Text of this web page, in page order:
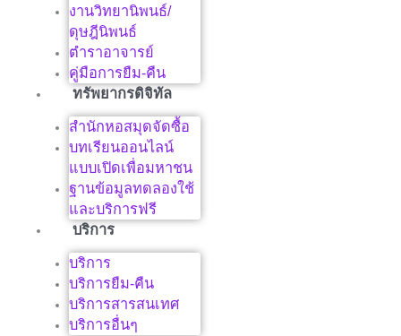
งานวิทยานิพนธ์/
ดุษฎีนิพนธ์
ตำราอาจารย์
คู่มือการยืม-คืน
ทรัพยากรดิจิทัล
สำนักหอสมุดจัดซื้อ
บทเรียนออนไลน์
แบบเปิดเพื่อมหาชน
ฐานข้อมูลทดลองใช้
และบริการฟรี
บริการ
บริการ
บริการยืม-คืน
บริการสารสนเทศ
บริการอื่นๆ